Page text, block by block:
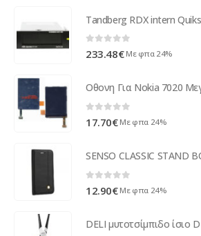
0 out of 5
233.48€ Με φπα 24%
0 out of 5
17.70€ Με φπα 24%
0 out of 5
12.90€ Με φπα 24%